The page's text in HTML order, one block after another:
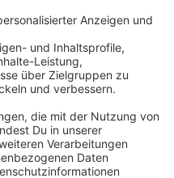
ANTENNE in